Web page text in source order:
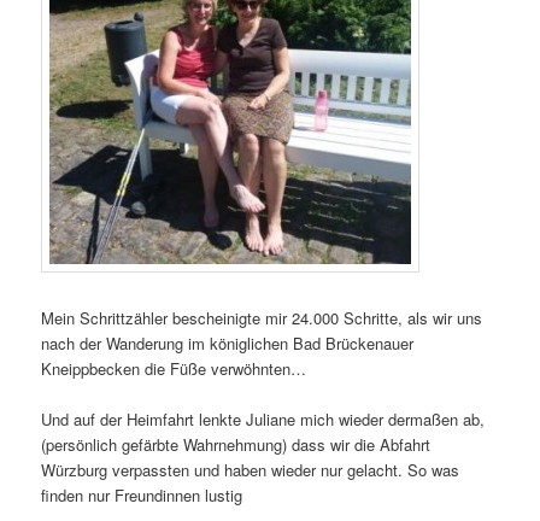
Mein Schrittzähler bescheinigte mir 24.000 Schritte, als wir uns
nach der Wanderung im königlichen Bad Brückenauer
Kneippbecken die Füße verwöhnten…
Und auf der Heimfahrt lenkte Juliane mich wieder dermaßen ab,
(persönlich gefärbte Wahrnehmung) dass wir die Abfahrt
Würzburg verpassten und haben wieder nur gelacht. So was
finden nur Freundinnen lustig